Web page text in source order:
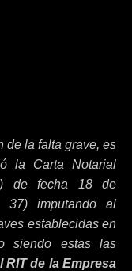
de la falta grave, es
la Carta Notarial
de fecha 18 de
imputando al
establecidas en
siendo estas las
de la Empresa